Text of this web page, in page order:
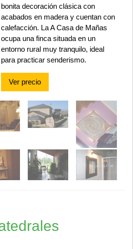
bonita decoración clásica con
acabados en madera y cuentan con
calefacción. La A Casa de Mañas
ocupa una finca situada en un
entorno rural muy tranquilo, ideal
para practicar senderismo.
Ver precio